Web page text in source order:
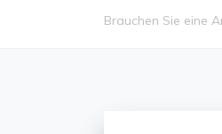
Brauchen Sie eine